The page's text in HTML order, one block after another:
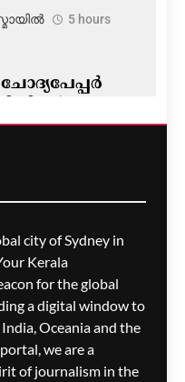
5 hours
ഒഴിവാക്കാൻ
5 hours
തുടരുന്നു; 762
മരണം
5 hours
city of Sydney in
Kerala
for the global
a digital window to
Oceania and the
we are a
of journalism in the